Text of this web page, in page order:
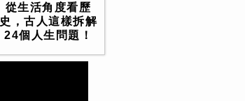
從生活角度看歷
史，古人這樣拆解
24個人生問題！